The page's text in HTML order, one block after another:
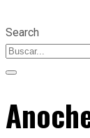
Search